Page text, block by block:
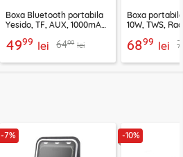
Boxa Bluetooth portabila
Yesido, TF, AUX, 1000mAh,
4999 lei 6499 lei
Boxa
10W, TWS,
6899 lei
-7% -10%